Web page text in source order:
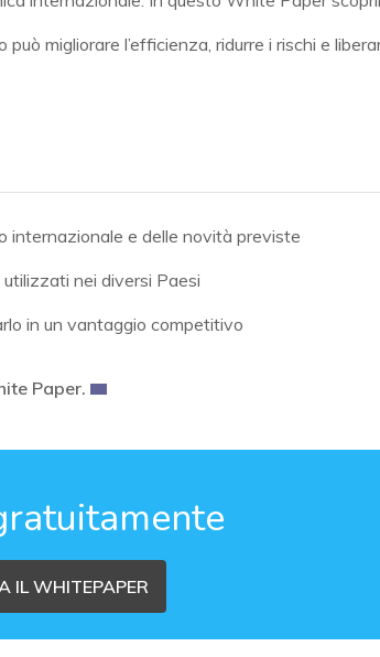
migliorare l’efficienza, ridurre i rischi e
internazionale e delle novità previste
nei diversi Paesi
in un vantaggio competitivo
Paper.
IL WHITEPAPER